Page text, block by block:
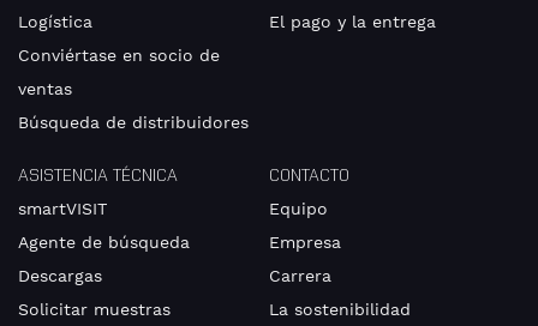
Logística
Conviértase en socio de
ventas
Búsqueda de distribuidores
El pago y la entrega
ASISTENCIA TÉCNICA
smartVISIT
Agente de búsqueda
Descargas
Solicitar muestras
CONTACTO
Equipo
Empresa
Carrera
La sostenibilidad
diverso
Nombre
Apellidos